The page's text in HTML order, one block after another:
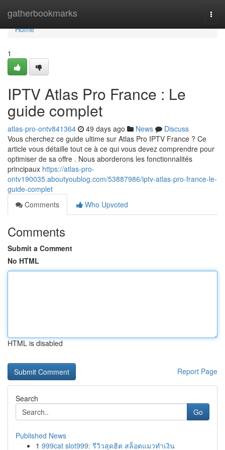
gatherbookmarks
Home
Home
1
IPTV Atlas Pro France : Le
guide complet
atlas-pro-ontv841364 49 days ago News
Discuss
Vous cherchez ce guide ultime sur Atlas Pro IPTV France ? Ce
article vous détaille tout ce à ce qui vous devez comprendre pour
optimiser de sa offre . Nous aborderons les fonctionnalités
principaux https://atlas-pro-
ontv190035.aboutyoublog.com/53887986/iptv-atlas-pro-france-le-
guide-complet
Comments
Who Upvoted
Comments
Submit a Comment
No HTML
HTML is disabled
Report Page
Search
Go
Published News
1 999cat slot999: รีวิวสุดฮิต สล็อตแมวทำเงิน